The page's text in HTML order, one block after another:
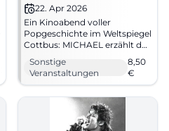
22. Apr 2026
Ein Kinoabend voller
Popgeschichte im Weltspiegel
Cottbus: MICHAEL erzählt das
Leben der Musikikone mit
großer emotionaler Wucht.
22.04.2026 ab 17 Uhr, ab 8,50
#MichaelJackson
Sonstige
Veranstaltungen
8,50
€